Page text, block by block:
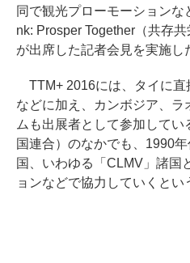
同で観光プローモーション
nk: Prosper Together（共存
が出席した記者会見を実施し
TTM+ 2016には、タイに直
などに加え、カンボジア、
ムも出展者として参加して
国連合）のなかでも、1990
国、いわゆる「CLMV」諸国
ョンなどで協力していくとい